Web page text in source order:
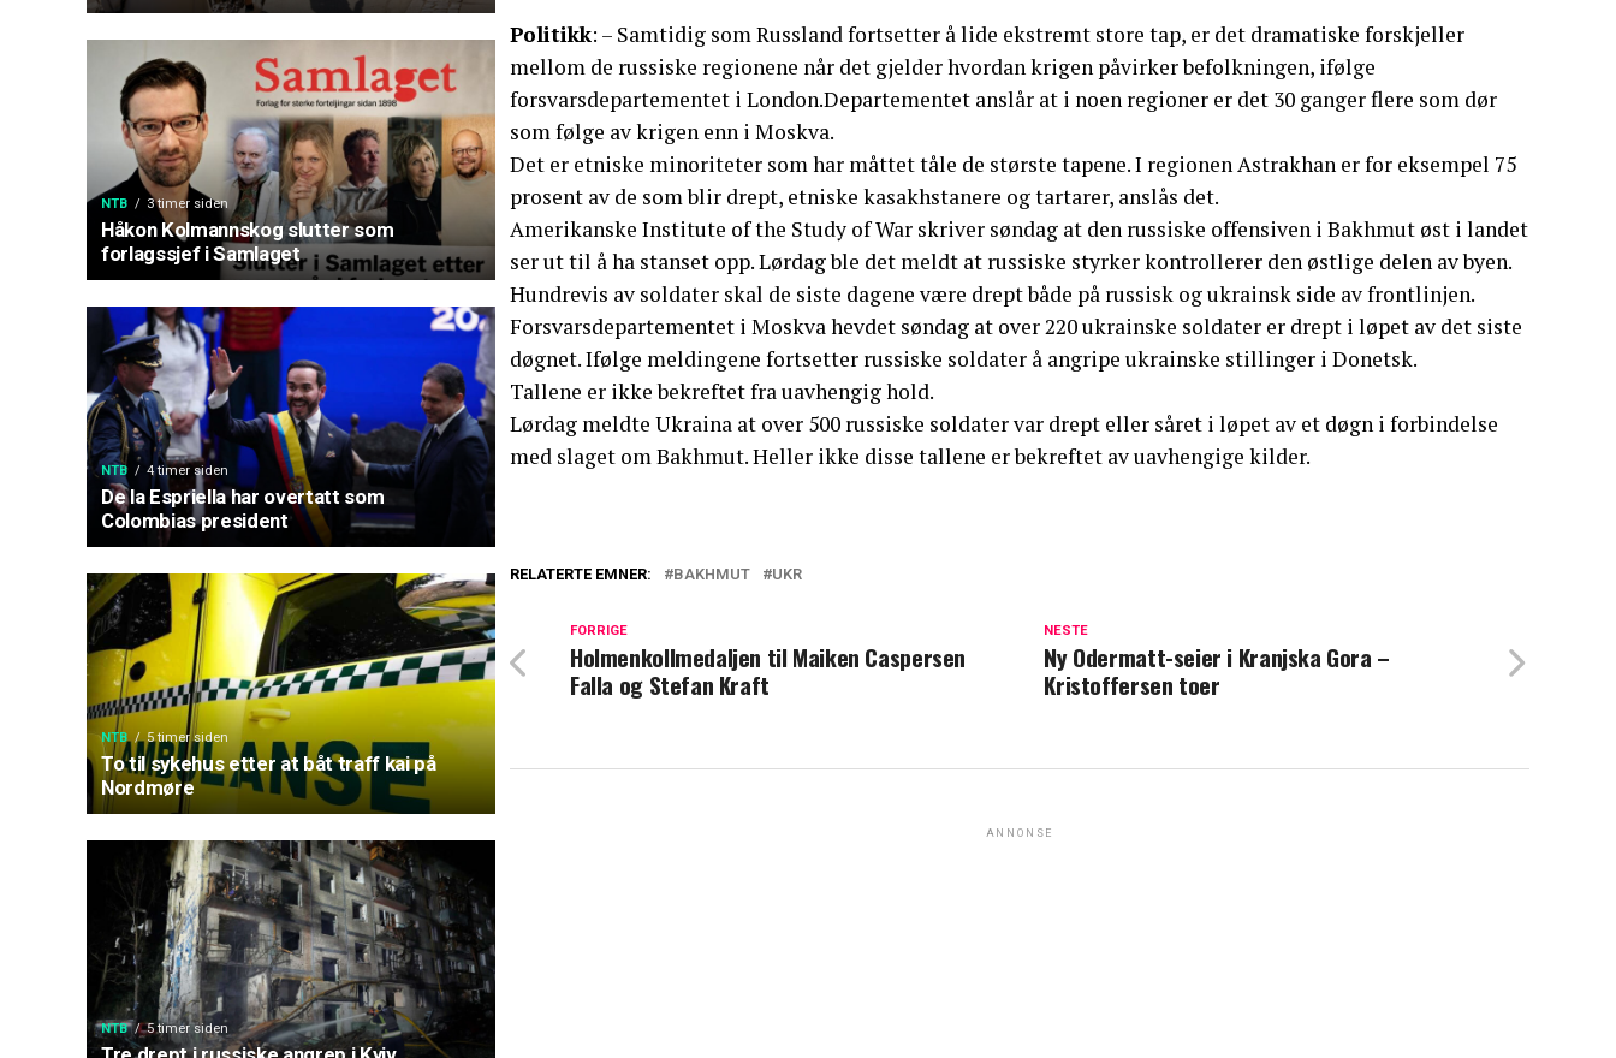
NTB 3 timer siden
Håkon Kolmannskog slutter som
forlagssjef i Samlaget
NTB 4 timer siden
De la Espriella har overtatt som
Colombias president
NTB 5 timer siden
To til sykehus etter at båt traff kai på
Nordmøre
NTB 5 timer siden
Politikk: – Samtidig som Russland fortsetter å lide ekstremt store tap, er det dramatiske forskjeller
mellom de russiske regionene når det gjelder hvordan krigen påvirker befolkningen, ifølge
forsvarsdepartementet i London.Departementet anslår at i noen regioner er det 30 ganger flere som dør
som følge av krigen enn i Moskva.
Det er etniske minoriteter som har måttet tåle de største tapene. I regionen Astrakhan er for eksempel 75
prosent av de som blir drept, etniske kasakhstanere og tartarer, anslås det.
Amerikanske Institute of the Study of War skriver søndag at den russiske offensiven i Bakhmut øst i landet
ser ut til å ha stanset opp. Lørdag ble det meldt at russiske styrker kontrollerer den østlige delen av byen.
Hundrevis av soldater skal de siste dagene være drept både på russisk og ukrainsk side av frontlinjen.
Forsvarsdepartementet i Moskva hevdet søndag at over 220 ukrainske soldater er drept i løpet av det siste
døgnet. Ifølge meldingene fortsetter russiske soldater å angripe ukrainske stillinger i Donetsk.
Tallene er ikke bekreftet fra uavhengig hold.
Lørdag meldte Ukraina at over 500 russiske soldater var drept eller såret i løpet av et døgn i forbindelse
med slaget om Bakhmut. Heller ikke disse tallene er bekreftet av uavhengige kilder.
RELATERTE EMNER: BAKHMUT UKR
NESTE
Ny Odermatt-seier i Kranjska Gora –
Kristoffersen toer
FORRIGE
Holmenkollmedaljen til Maiken Caspersen
Falla og Stefan Kraft
ANNONSE